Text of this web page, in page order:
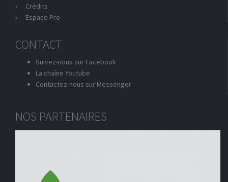
Crédits
Espace Pro
CONTACT
Suivez-nous sur Facebook
La chaîne Youtube
Contactez-nous sur Messenger
NOS PARTENAIRES